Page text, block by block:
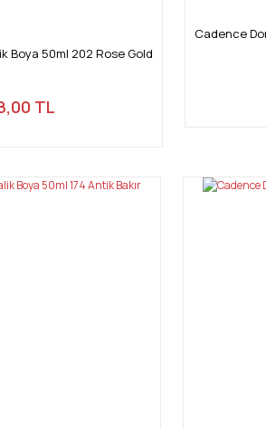
Boya 50ml 202 Rose Gold
TL
Cadence